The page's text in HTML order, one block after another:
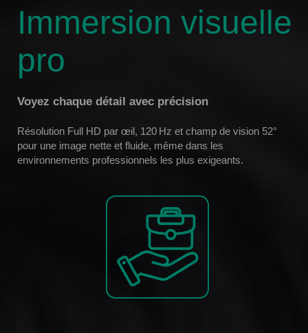
Immersion visuelle
pro
Voyez chaque détail avec précision
Résolution Full HD par œil, 120 Hz et champ de vision 52°
pour une image nette et fluide, même dans les
environnements professionnels les plus exigeants.